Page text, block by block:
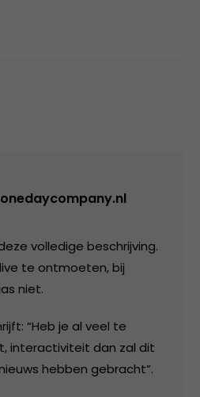
volledige beschrijving.
te ontmoeten, bij
niet.
“Heb je al veel te
interactiviteit dan zal dit
hebben gebracht”.